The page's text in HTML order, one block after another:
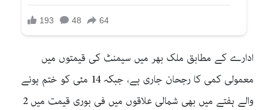
ادارے کے مطابق ملک بھر میں سیمنٹ کی قیمتوں میں
معمولی کمی کا رجحان جاری ہے، جبکہ 14 مئی کو ختم ہونے
والے ہفتے میں بھی شمالی علاقوں میں فی بوری قیمت میں 2